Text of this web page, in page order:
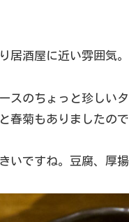
居酒屋に近い雰囲気
スのちょっと珍しい
春菊もありましたの
いですね。豆腐、厚